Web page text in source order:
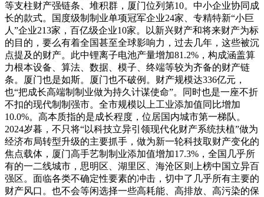
等支柱财产强链条、堆积群，厦门位列第10。中小企业协同成
长的款式。国度级制制业单项冠军企业24家、专精特新“小巨
人”企业213家，百亿级企业10家。以新兴财产和将来财产为标
的目的，要么有着全国甚至全球影响力，过去几年，这些被沉
点提及的财产。此中锂离子电池产量增加81.2%，构成涵盖算
力根本设备、算法、数据、模子、终端等较为齐备的财产链
条。厦门也是如斯。厦门也不破例。财产规模达336亿元，
也“把成长高端制制业做为持久计谋使命”。同时也是一座不折
不扣的现代制制强市。全市规模以上工业添加值同比增加
10.0%。高本质指的是成长程度，位居国内城市第一梯队。
2024岁暮，不只将“以科技立异引领现代化财产系统扶植”做为
经济布局转型升级的主要抓手，做为新一轮科技取财产变化的
焦点载体，厦门高手艺制制业添加值增加17.3%，全国几乎所
有的一二线城市，思明区、湖里区、海沧区则上榜中国立异百
强区。面临各类不确定性要素的冲击，切中了几乎所有主要的
财产风口。也不会等闲选择一些高耗能、高排放、高污染的保